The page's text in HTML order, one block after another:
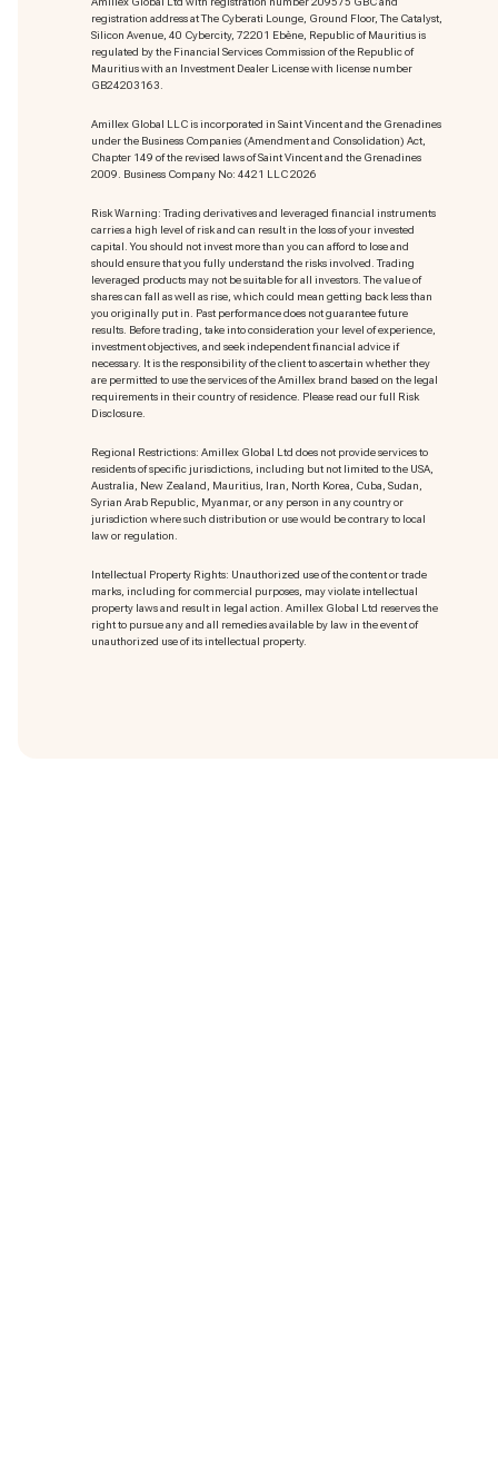
registration address at The Cyberati Lounge, Ground Floor, The Catalyst,
Silicon Avenue, 40 Cybercity, 72201 Ebène, Republic of Mauritius is
regulated by the Financial Services Commission of the Republic of
Mauritius with an Investment Dealer License with license number
GB24203163.
Amillex Global LLC is incorporated in Saint Vincent and the Grenadines
under the Business Companies (Amendment and Consolidation) Act,
Chapter 149 of the revised laws of Saint Vincent and the Grenadines
2009. Business Company No: 4421 LLC 2026
Risk Warning: Trading derivatives and leveraged financial instruments
carries a high level of risk and can result in the loss of your invested
capital. You should not invest more than you can afford to lose and
should ensure that you fully understand the risks involved. Trading
leveraged products may not be suitable for all investors. The value of
shares can fall as well as rise, which could mean getting back less than
you originally put in. Past performance does not guarantee future
results. Before trading, take into consideration your level of experience,
investment objectives, and seek independent financial advice if
necessary. It is the responsibility of the client to ascertain whether they
are permitted to use the services of the Amillex brand based on the legal
requirements in their country of residence. Please read our full Risk
Disclosure.
Regional Restrictions: Amillex Global Ltd does not provide services to
residents of specific jurisdictions, including but not limited to the USA,
Australia, New Zealand, Mauritius, Iran, North Korea, Cuba, Sudan,
Syrian Arab Republic, Myanmar, or any person in any country or
jurisdiction where such distribution or use would be contrary to local
law or regulation.
Intellectual Property Rights: Unauthorized use of the content or trade
marks, including for commercial purposes, may violate intellectual
property laws and result in legal action. Amillex Global Ltd reserves the
right to pursue any and all remedies available by law in the event of
unauthorized use of its intellectual property.